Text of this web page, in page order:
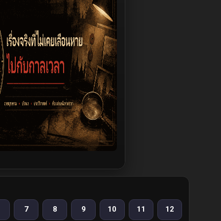
7 8 9 10 11 12